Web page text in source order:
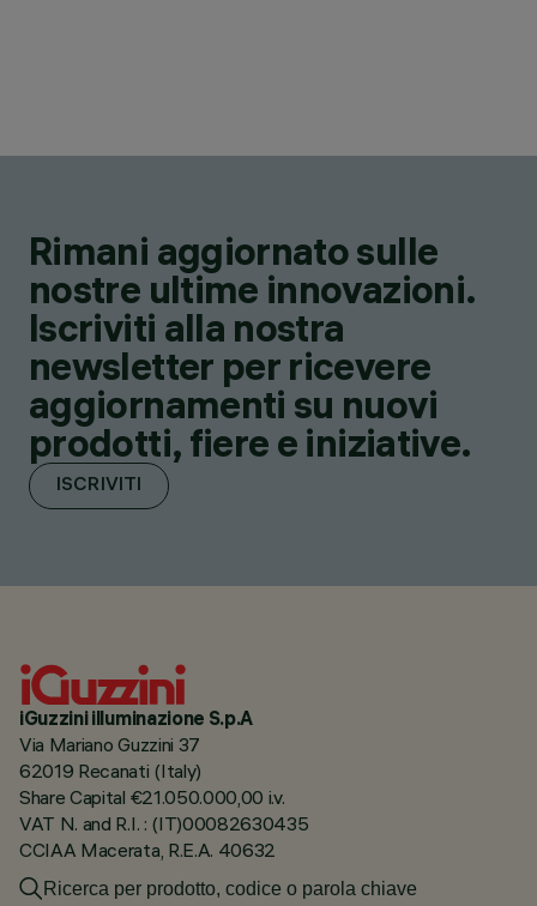
Rimani aggiornato sulle
nostre ultime innovazioni.
Iscriviti alla nostra
newsletter per ricevere
aggiornamenti su nuovi
prodotti, fiere e iniziative.
ISCRIVITI
iGuzzini illuminazione S.p.A
Via Mariano Guzzini 37
62019 Recanati (Italy)
Share Capital €21.050.000,00 i.v.
VAT N. and R.I. : (IT)00082630435
CCIAA Macerata, R.E.A. 40632